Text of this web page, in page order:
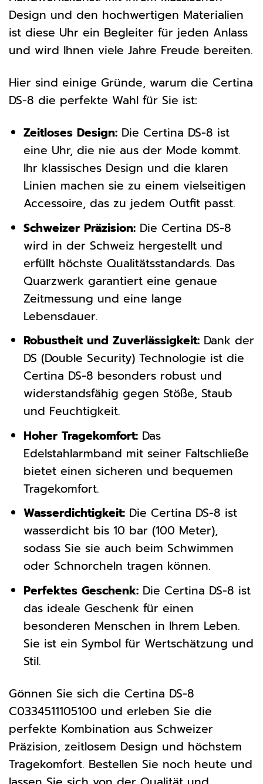
Design und den hochwertigen Materialien
ist diese Uhr ein Begleiter für jeden Anlass
und wird Ihnen viele Jahre Freude bereiten.
Hier sind einige Gründe, warum die Certina
DS-8 die perfekte Wahl für Sie ist:
Zeitloses Design:Die Certina DS-8 ist
eine Uhr, die nie aus der Mode kommt.
Ihr klassisches Design und die klaren
Linien machen sie zu einem vielseitigen
Accessoire, das zu jedem Outfit passt.
Schweizer Präzision:Die Certina DS-8
wird in der Schweiz hergestellt und
erfüllt höchste Qualitätsstandards. Das
Quarzwerk garantiert eine genaue
Zeitmessung und eine lange
Lebensdauer.
Robustheit und Zuverlässigkeit:Dank der
DS (Double Security) Technologie ist die
Certina DS-8 besonders robust und
widerstandsfähig gegen Stöße, Staub
und Feuchtigkeit.
Hoher Tragekomfort:Das
Edelstahlarmband mit seiner Faltschließe
bietet einen sicheren und bequemen
Tragekomfort.
Wasserdichtigkeit:Die Certina DS-8 ist
wasserdicht bis 10 bar (100 Meter),
sodass Sie sie auch beim Schwimmen
oder Schnorcheln tragen können.
Perfektes Geschenk:Die Certina DS-8 ist
das ideale Geschenk für einen
besonderen Menschen in Ihrem Leben.
Sie ist ein Symbol für Wertschätzung und
Stil.
Gönnen Sie sich die Certina DS-8
C0334511105100 und erleben Sie die
perfekte Kombination aus Schweizer
Präzision, zeitlosem Design und höchstem
Tragekomfort. Bestellen Sie noch heute und